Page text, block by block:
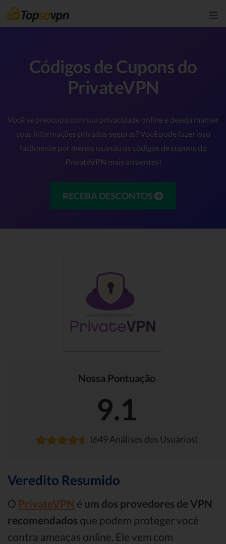
Códigos de Cupons do
PrivateVPN
Você se preocupa com sua privacidade online e deseja manter
suas informações privadas seguras? Você pode fazer isso
facilmente por menos usando os códigos de cupons do
PrivateVPN mais atraentes!
RECEBA DESCONTOS
Nossa Pontuação
9.1
(649 Análises dos Usuários)
Veredito Resumido
O PrivateVPN é um dos provedores de VPN
recomendados que podem proteger você
contra ameaças online. Ele vem com